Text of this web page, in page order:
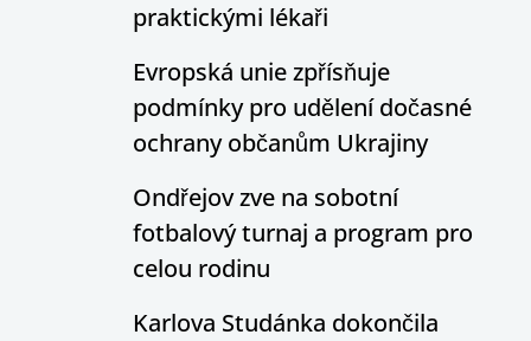
praktickými lékaři
Evropská unie zpřísňuje
podmínky pro udělení dočasné
ochrany občanům Ukrajiny
Ondřejov zve na sobotní
fotbalový turnaj a program pro
celou rodinu
Karlova Studánka dokončila